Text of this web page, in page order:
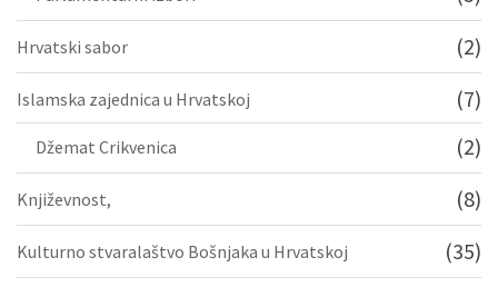
Hrvatski sabor (2)
Islamska zajednica u Hrvatskoj (7)
Džemat Crikvenica (2)
Književnost, (8)
Kulturno stvaralaštvo Bošnjaka u Hrvatskoj (35)